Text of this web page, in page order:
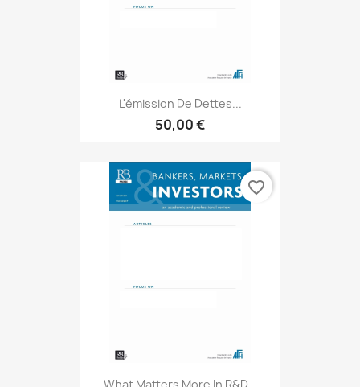
L'émission De Dettes...
50,00 €
What Matters More In R&D...
favorite_border